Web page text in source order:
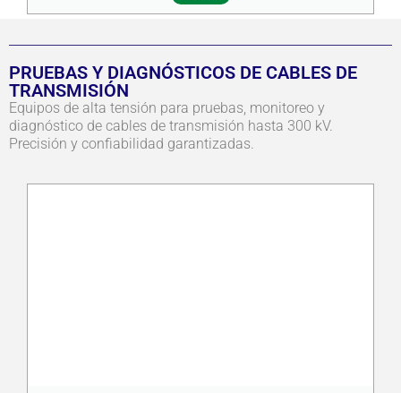
PRUEBAS Y DIAGNÓSTICOS DE CABLES DE
TRANSMISIÓN
Equipos de alta tensión para pruebas, monitoreo y
diagnóstico de cables de transmisión hasta 300 kV.
Precisión y confiabilidad garantizadas.